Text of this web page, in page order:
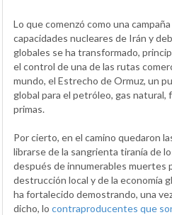
Lo que comenzó como una
capacidades nucleares de Irán y
globales se ha transformado,
el control de una de las rutas
mundo, el Estrecho de Ormuz, un
global para el petróleo, gas
primas.
Por cierto, en el camino quedaron
librarse de la sangrienta tiranía de
después de innumerables muertes
destrucción local y de la economía
ha fortalecido demostrando, una
dicho, lo contraproducentes que